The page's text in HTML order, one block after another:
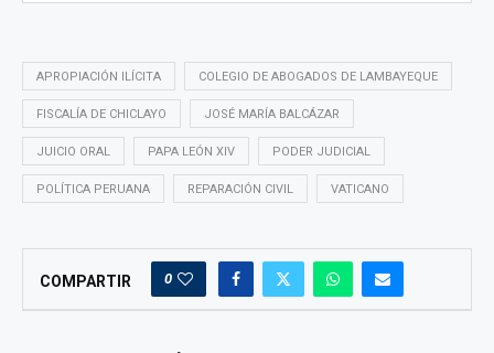
APROPIACIÓN ILÍCITA COLEGIO DE ABOGADOS DE LAMBAYEQUE
FISCALÍA DE CHICLAYO JOSÉ MARÍA BALCÁZAR
JUICIO ORAL PAPA LEÓN XIV PODER JUDICIAL
POLÍTICA PERUANA REPARACIÓN CIVIL VATICANO
COMPARTIR 0